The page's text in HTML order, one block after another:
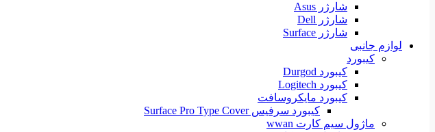
شارژر Asus
شارژر Dell
شارژر Surface
لوازم جانبی
کیبورد
کیبورد Durgod
کیبورد Logitech
کیبورد مایکروسافت
کیبورد سرفیس Surface Pro Type Cover
ماژول سیم کارت wwan